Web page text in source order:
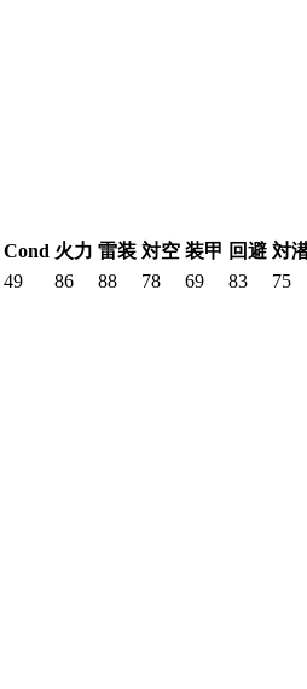
Cond 火力 雷装 対空 装甲 回避 対
49 86 88 78 69 83 75